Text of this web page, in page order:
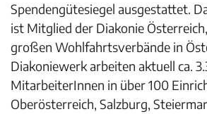
Spendengütesiegel ausgestattet.
ist Mitglied der Diakonie
großen Wohlfahrtsverbände in
Diakoniewerk arbeiten aktuell ca.
MitarbeiterInnen in über 100
Oberösterreich, Salzburg,